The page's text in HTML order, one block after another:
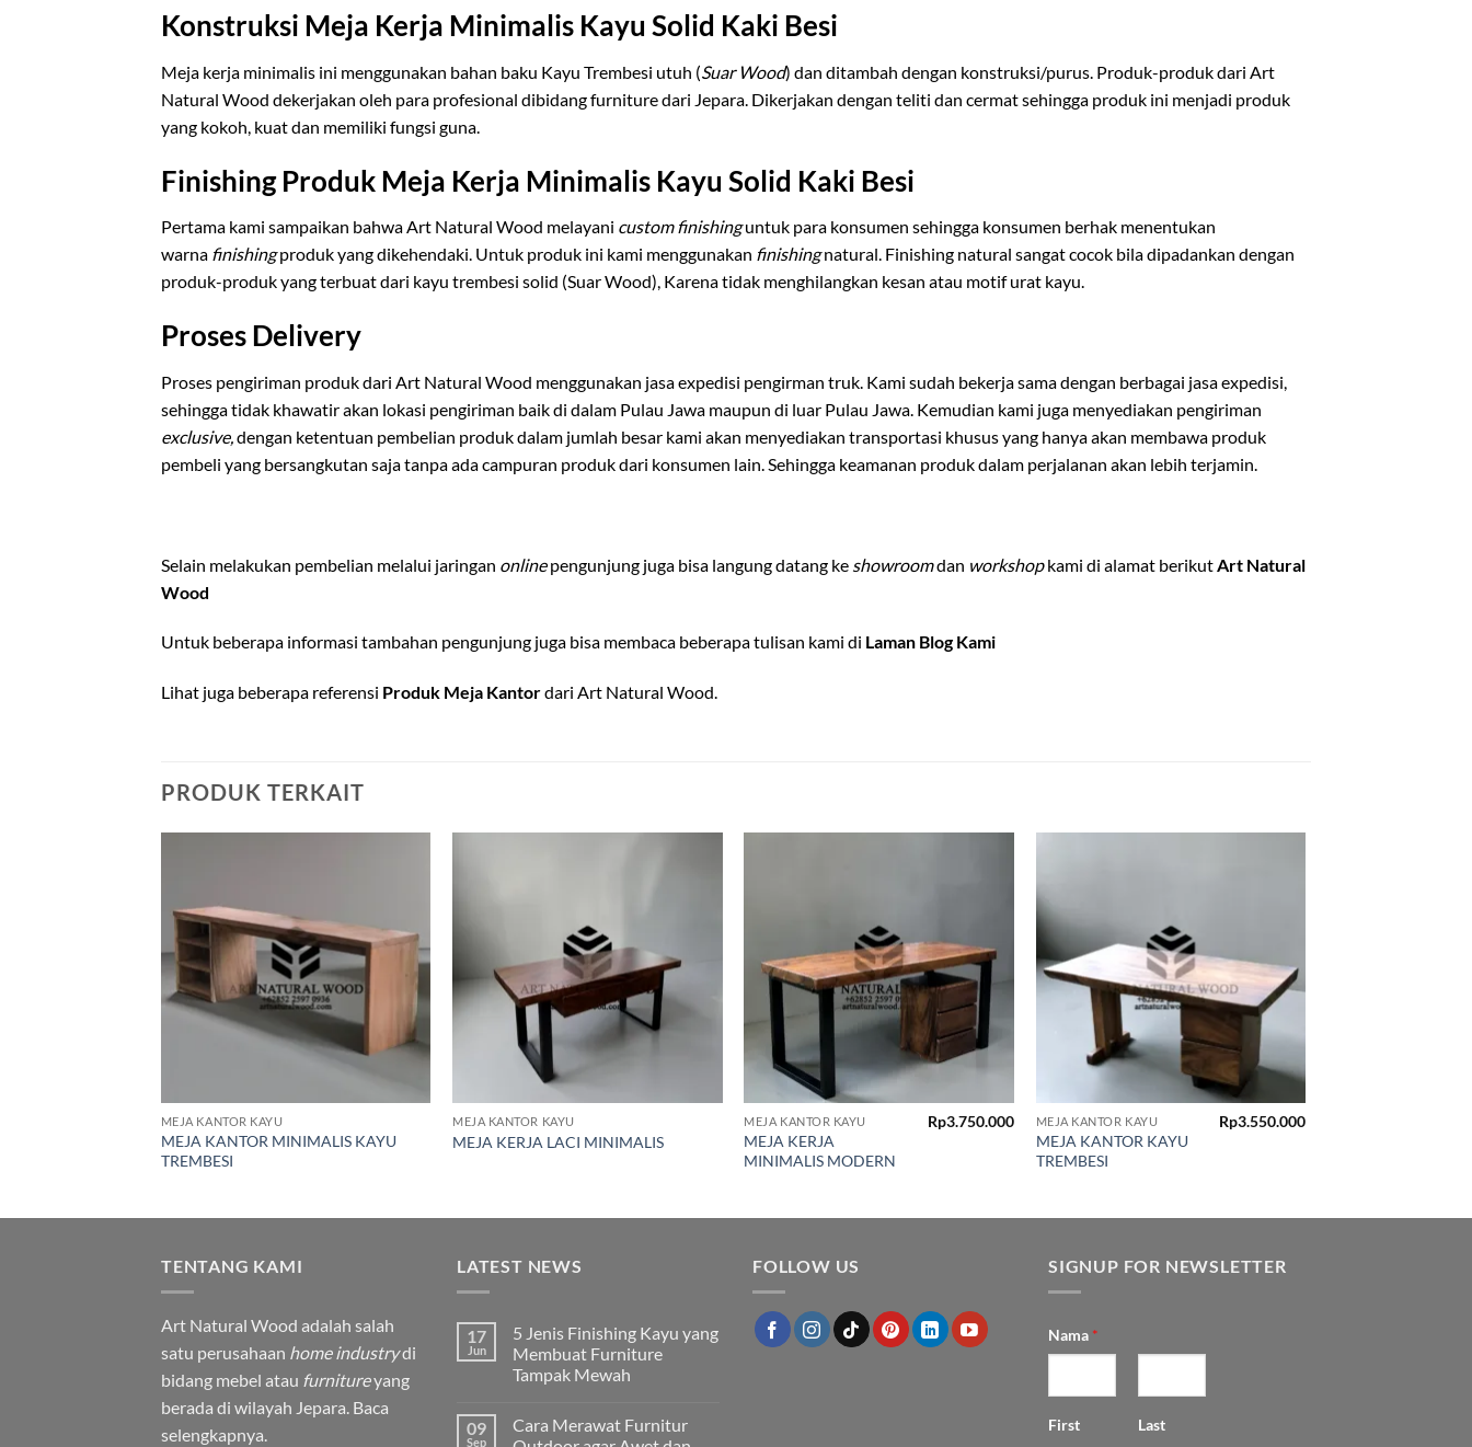
Konstruksi Meja Kerja Minimalis Kayu Solid Kaki Besi
Meja kerja minimalis ini menggunakan bahan baku Kayu Trembesi utuh (Suar Wood) dan ditambah dengan konstruksi/purus. Produk-produk dari Art
Natural Wood dekerjakan oleh para profesional dibidang furniture dari Jepara. Dikerjakan dengan teliti dan cermat sehingga produk ini menjadi produk
yang kokoh, kuat dan memiliki fungsi guna.
Finishing Produk Meja Kerja Minimalis Kayu Solid Kaki Besi
Pertama kami sampaikan bahwa Art Natural Wood melayani custom finishinguntuk para konsumen sehingga konsumen berhak menentukan
warna finishingproduk yang dikehendaki. Untuk produk ini kami menggunakan finishingnatural. Finishing natural sangat cocok bila dipadankan dengan
produk-produk yang terbuat dari kayu trembesi solid (Suar Wood), Karena tidak menghilangkan kesan atau motif urat kayu.
Proses Delivery
Proses pengiriman produk dari Art Natural Wood menggunakan jasa expedisi pengirman truk. Kami sudah bekerja sama dengan berbagai jasa expedisi,
sehingga tidak khawatir akan lokasi pengiriman baik di dalam Pulau Jawa maupun di luar Pulau Jawa. Kemudian kami juga menyediakan pengiriman
exclusive,dengan ketentuan pembelian produk dalam jumlah besar kami akan menyediakan transportasi khusus yang hanya akan membawa produk
pembeli yang bersangkutan saja tanpa ada campuran produk dari konsumen lain. Sehingga keamanan produk dalam perjalanan akan lebih terjamin.
Selain melakukan pembelian melalui jaringan onlinepengunjung juga bisa langung datang ke showroomdan workshopkami di alamat berikut Art Natural
Wood
Untuk beberapa informasi tambahan pengunjung juga bisa membaca beberapa tulisan kami di Laman Blog Kami
Lihat juga beberapa referensi Produk Meja Kantordari Art Natural Wood.
PRODUK TERKAIT
MEJA KANTOR KAYU
MEJA KANTOR MINIMALIS KAYU
TREMBESI
MEJA KANTOR KAYU
MEJA KERJA LACI MINIMALIS
MEJA KANTOR KAYU
MEJA KERJA
MINIMALIS MODERN
Rp3.750.000 MEJA KANTOR KAYU
MEJA KANTOR KAYU
TREMBESI
Rp3.550.000
TENTANG KAMI
Art Natural Wood adalah salah
satu perusahaan home industrydi
bidang mebel atau furnitureyang
berada di wilayah Jepara. Baca
selengkapnya.
LATEST NEWS
17
Jun
5 Jenis Finishing Kayu yang
Membuat Furniture
Tampak Mewah
komentar
pada
09
Sep
Cara Merawat Furnitur
FOLLOW US SIGNUP FOR NEWSLETTER
Nama *
First Last